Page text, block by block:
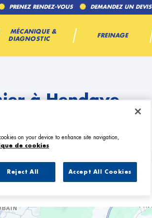
PRENEZ RENDEZ-VOUS DEMANDEZ UN DEVIS
MÉCANIQUE &
DIAGNOSTIC
FREINAGE
à Hendaye
à Hendaye
on your device to enhance site navigation,
de cookies
Reject All Accept All Cookies